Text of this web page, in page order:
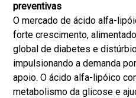
preventivas
O mercado de ácido alfa-
forte crescimento,
global de diabetes e
impulsionando a demanda
apoio. O ácido alfa-lipóico
metabolismo da glicose e